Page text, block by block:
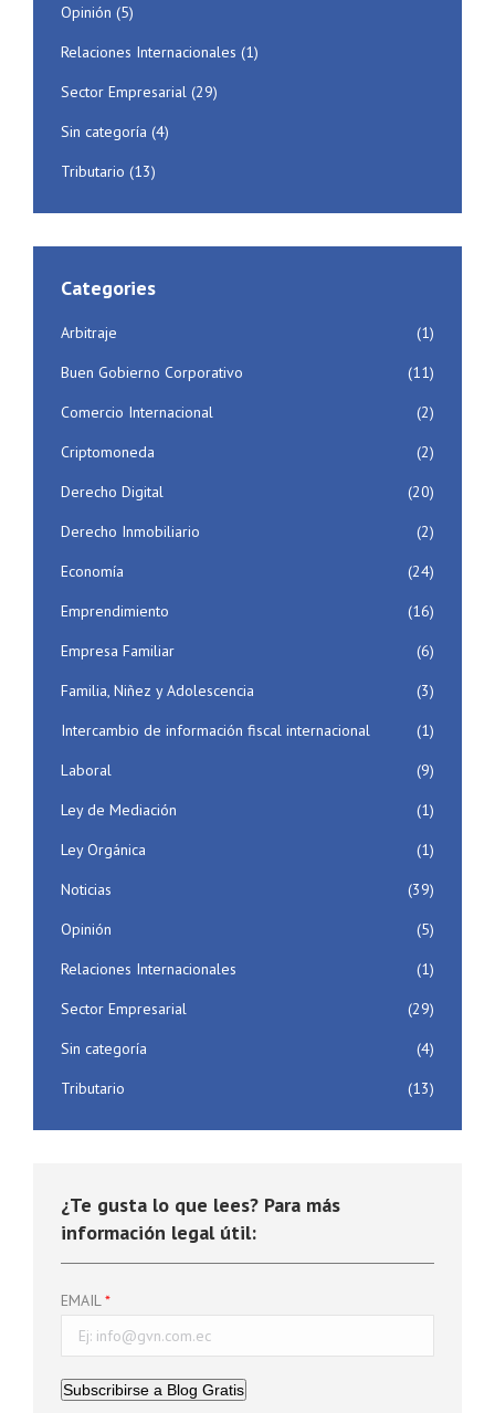
Opinión (5)
Relaciones Internacionales (1)
Sector Empresarial (29)
Sin categoría (4)
Tributario (13)
Categories
Arbitraje
(1)
Buen Gobierno Corporativo
(11)
Comercio Internacional
(2)
Criptomoneda
(2)
Derecho Digital
(20)
Derecho Inmobiliario
(2)
Economía
(24)
Emprendimiento
(16)
Empresa Familiar
(6)
Familia, Niñez y Adolescencia
(3)
Intercambio de información fiscal internacional
(1)
Laboral
(9)
Ley de Mediación
(1)
Ley Orgánica
(1)
Noticias
(39)
Opinión
(5)
Relaciones Internacionales
(1)
Sector Empresarial
(29)
Sin categoría
(4)
Tributario
(13)
¿Te gusta lo que lees? Para más
información legal útil:
EMAIL
Subscribirse a Blog Gratis